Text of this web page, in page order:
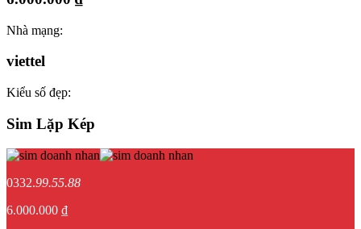
Nhà mạng:
viettel
Kiểu số đẹp:
Sim Lặp Kép
0332.99.55.88
6.000.000 ₫